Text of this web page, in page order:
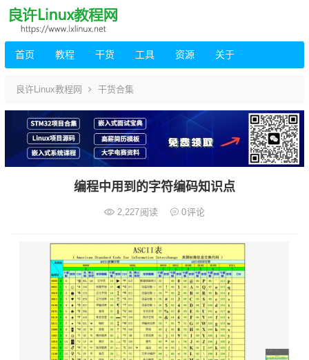
首页 教程 干货 工具 资源 关于
良许Linux教程网 干货合集
编程中用到的字符编码知识点
2,227阅读 0评论